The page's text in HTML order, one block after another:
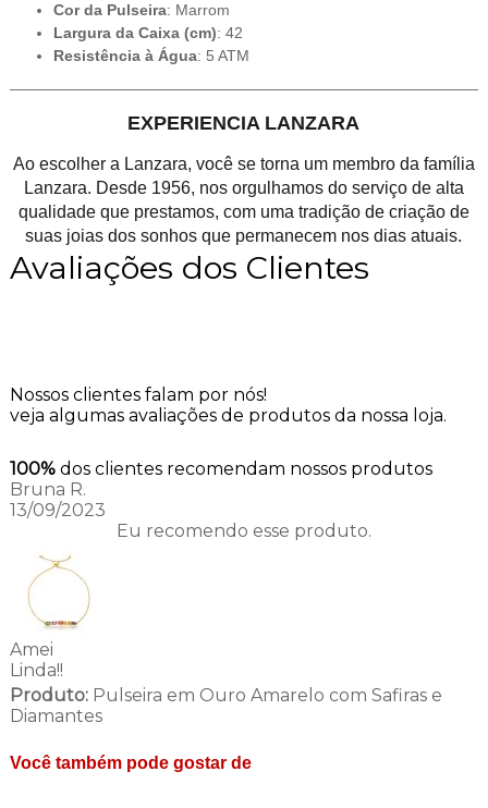
Cor da Pulseira: Marrom
Largura da Caixa (cm): 42
Resistência à Água: 5 ATM
EXPERIENCIA LANZARA
Ao escolher a Lanzara, você se torna um membro da família
Lanzara. Desde 1956, nos orgulhamos do serviço de alta
qualidade que prestamos, com uma tradição de criação de
suas joias dos sonhos que permanecem nos dias atuais.
Avaliações dos Clientes
Nossos clientes falam por nós!
veja algumas avaliações de produtos da nossa loja.
100% dos clientes recomendam nossos produtos
Bruna R.
13/09/2023
Eu recomendo esse produto.
Amei
Linda!!
Produto:Pulseira em Ouro Amarelo com Safiras e
Diamantes
Você também pode gostar de